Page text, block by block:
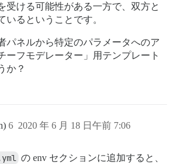
受ける可能性がある一方で、双方と
いるということです。
パネルから特定のパラメータへのア
ーフモデレーター」用テンプレート
か？
2020 年 6 月 18 日午前 7:06
6
の env セクションに追加すると、